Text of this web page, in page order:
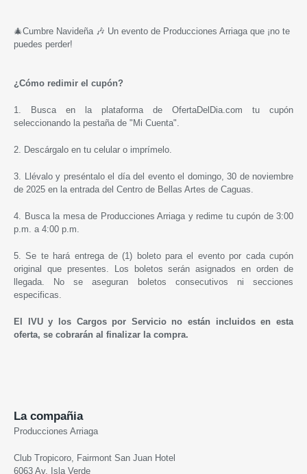
🎄Cumbre Navideña 🎶 Un evento de Producciones Arriaga que ¡no te
puedes perder!
¿Cómo redimir el cupón?
1. Busca en la plataforma de OfertaDelDia.com tu cupón
seleccionando la pestaña de "Mi Cuenta".
2. Descárgalo en tu celular o imprímelo.
3. Llévalo y preséntalo el día del evento el domingo, 30 de noviembre
de 2025 en la entrada del Centro de Bellas Artes de Caguas.
4. Busca la mesa de Producciones Arriaga y redime tu cupón de 3:00
p.m. a 4:00 p.m.
5. Se te hará entrega de (1) boleto para el evento por cada cupón
original que presentes. Los boletos serán asignados en orden de
llegada. No se aseguran boletos consecutivos ni secciones
especificas.
El IVU y los Cargos por Servicio no están incluidos en esta
oferta, se cobrarán al finalizar la compra.
La compañia
Producciones Arriaga
Club Tropicoro, Fairmont San Juan Hotel
6063 Av. Isla Verde